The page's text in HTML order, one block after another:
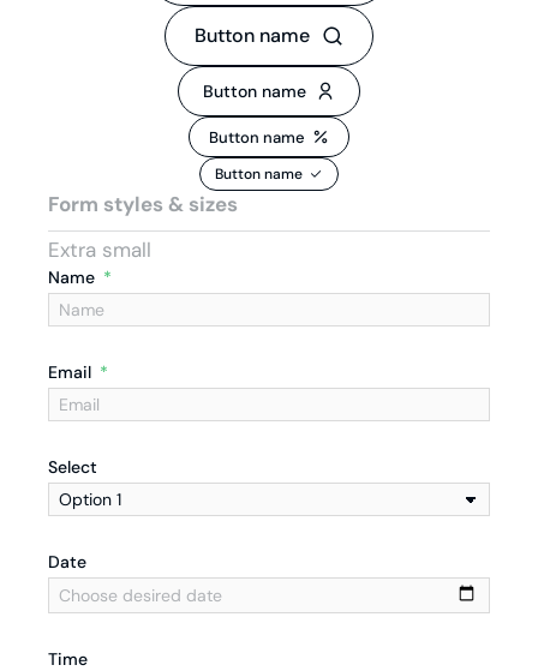
Button name
Button name
Button name
Button name
Form styles & sizes
Extra small
Name
Email
Select
Date
Time